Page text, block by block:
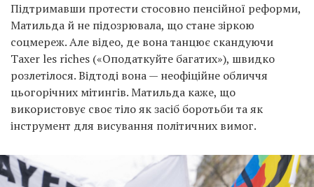
Підтримавши протести стосовно пенсійної реформи,
Матильда й не підозрювала, що стане зіркою
соцмереж. Але відео, де вона танцює скандуючи
Taxer les riches («Оподаткуйте багатих»), швидко
розлетілося. Відтоді вона — неофіційне обличчя
цьогорічних мітингів. Матильда каже, що
використовує своє тіло як засіб боротьби та як
інструмент для висування політичних вимог.